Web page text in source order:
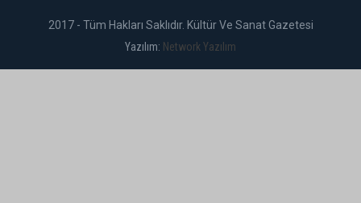
2017 - Tüm Hakları Saklıdır. Kültür Ve Sanat Gazetesi
Yazılım: Network Yazılım